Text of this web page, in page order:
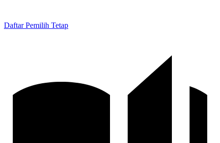
Daftar Pemilih Tetap